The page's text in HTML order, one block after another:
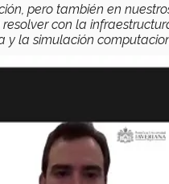
pero también en
con la
y la simulación